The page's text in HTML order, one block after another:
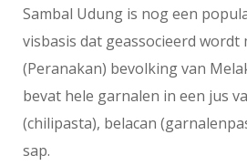
Sambal Udung is nog een
visbasis dat geassocieerd wordt
(Peranakan) bevolking van
bevat hele garnalen in een jus
(chilipasta), belacan
sap.